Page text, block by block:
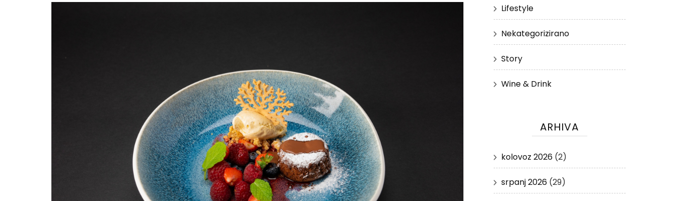
Lifestyle
Nekategorizirano
Story
Wine & Drink
ARHIVA
kolovoz 2026(2)
srpanj 2026(29)